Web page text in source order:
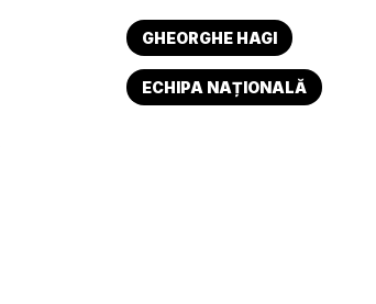
GHEORGHE HAGI
ECHIPA NAȚIONALĂ